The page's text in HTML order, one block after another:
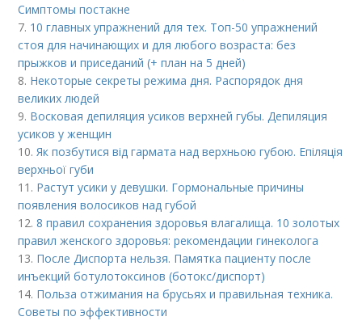
Симптомы постакне
7. 10 главных упражнений для тех. Топ-50 упражнений
стоя для начинающих и для любого возраста: без
прыжков и приседаний (+ план на 5 дней)
8. Некоторые секреты режима дня. Распорядок дня
великих людей
9. Восковая депиляция усиков верхней губы. Депиляция
усиков у женщин
10.Як позбутися від гармата над верхньою губою. Епіляція
верхньої губи
11. Растут усики у девушки. Гормональные причины
появления волосиков над губой
12.8 правил сохранения здоровья влагалища. 10 золотых
правил женского здоровья: рекомендации гинеколога
13. После Диспорта нельзя. Памятка пациенту после
инъекций ботулотоксинов (ботокс/диспорт)
14. Польза отжимания на брусьях и правильная техника.
Советы по эффективности